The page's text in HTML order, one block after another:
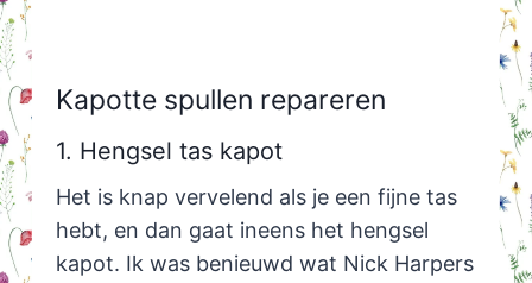
Kapotte spullen repareren
1. Hengsel tas kapot
Het is knap vervelend als je een fijne tas
hebt, en dan gaat ineens het hengsel
kapot. Ik was benieuwd wat Nick Harpers